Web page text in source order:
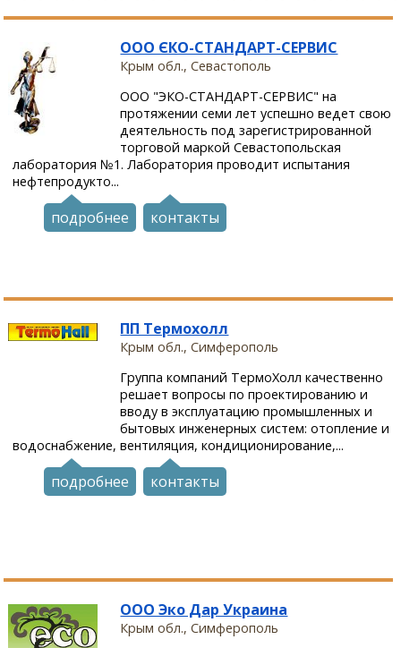
ООО ЄКО-СТАНДАРТ-СЕРВИС
Крым обл., Севастополь
ООО "ЭКО-СТАНДАРТ-СЕРВИС" на
протяжении семи лет успешно ведет свою
деятельность под зарегистрированной
торговой маркой Севастопольская
лаборатория №1. Лаборатория проводит испытания
нефтепродукто...
подробнее контакты
ПП Термохолл
Крым обл., Симферополь
Группа компаний ТермоХолл качественно
решает вопросы по проектированию и
вводу в эксплуатацию промышленных и
бытовых инженерных систем: отопление и
водоснабжение, вентиляция, кондиционирование,...
подробнее контакты
ООО Эко Дар Украина
Крым обл., Симферополь